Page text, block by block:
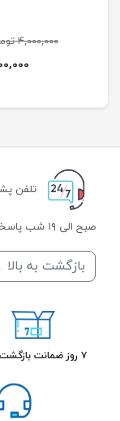
۴,۰۰۰,۰۰۰ تومان
تلفن پشتیبانی: ۵
صبح الی ۱۹ شب پاسخگوی شما هستیم.
بازگشت به
۷ روز ضمانت بازگشت کالا